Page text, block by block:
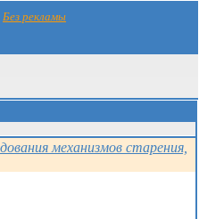
Без рекламы
механизмов старения,